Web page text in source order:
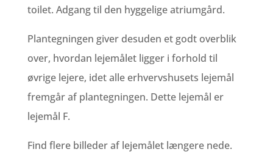
toilet. Adgang til den hyggelige atriumgård.
Plantegningen giver desuden et godt overblik
over, hvordan lejemålet ligger i forhold til
øvrige lejere, idet alle erhvervshusets lejemål
fremgår af plantegningen. Dette lejemål er
lejemål F.
Find flere billeder af lejemålet længere nede.